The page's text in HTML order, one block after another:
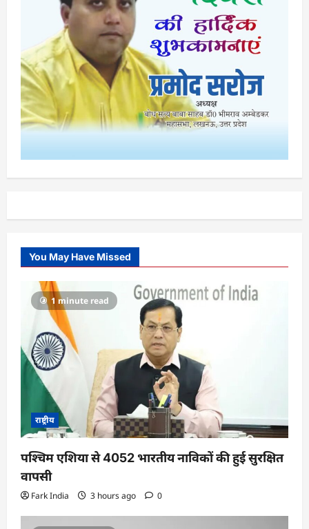
You May Have Missed
1 minute read
राष्ट्रीय
पश्चिम एशिया से 4052 भारतीय नाविकों की हुई सुरक्षित
वापसी
Fark India 3 hours ago 0